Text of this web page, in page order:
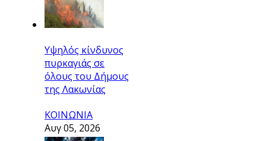
Υψηλός κίνδυνος
πυρκαγιάς σε
όλους του Δήμους
της Λακωνίας
ΚΟΙΝΩΝΙΑ
Αυγ 05, 2026